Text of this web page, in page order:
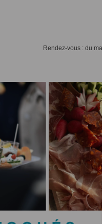
Rendez-vous : du